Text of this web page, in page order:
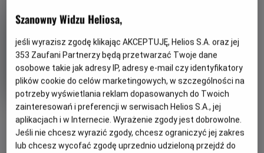
OBSERWUJ
K-popowe Łowczynie
Demonów: Karaoke w Helios na
Scenie
Oryginalny
tytuł
K-Pop Demon Hunters Gatunek
Animowany
Od 10 lat
Czas
trwania
106 min
Szanowny Widzu Heliosa,
jeśli wyrazisz zgodę klikając AKCEPTUJĘ, Helios S.A. oraz jej
353 Zaufani Partnerzy będą przetwarzać Twoje dane
osobowe takie jak adresy IP, adresy e-mail czy identyfikatory
plików cookie do celów marketingowych, w szczególności na
potrzeby wyświetlania reklam dopasowanych do Twoich
zainteresowań i preferencji w serwisach Helios S.A., jej
aplikacjach i w Internecie. Wyrażenie zgody jest dobrowolne.
Jeśli nie chcesz wyrazić zgody, chcesz ograniczyć jej zakres
lub chcesz wycofać zgodę uprzednio udzieloną przejdź do